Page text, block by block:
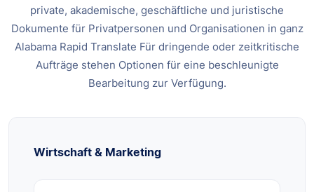
private, akademische, geschäftliche und juristische
Dokumente für Privatpersonen und Organisationen in ganz
Alabama Rapid Translate Für dringende oder zeitkritische
Aufträge stehen Optionen für eine beschleunigte
Bearbeitung zur Verfügung.
Wirtschaft & Marketing